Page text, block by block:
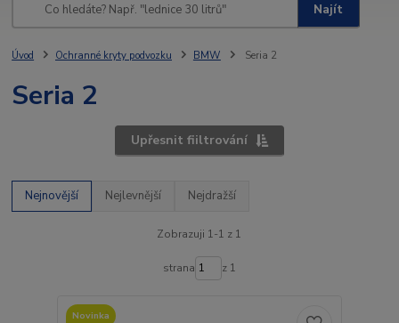
Najít
Úvod Ochranné kryty podvozku BMW Seria 2
Seria 2
Upřesnit fiiltrování
Nejnovější Nejlevnější Nejdražší
Zobrazuji 1-1 z 1
strana z 1
Novinka